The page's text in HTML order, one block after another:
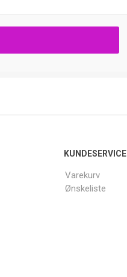
KUNDESERVICE
Varekurv
Ønskeliste